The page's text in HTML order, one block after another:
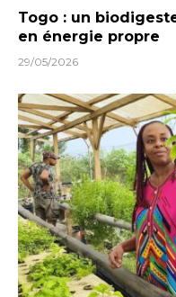
Togo : un
en énergie propre
29/05/2026